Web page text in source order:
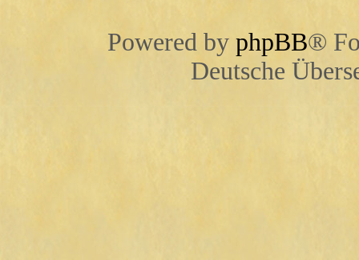
Powered by phpBB®
Deutsche